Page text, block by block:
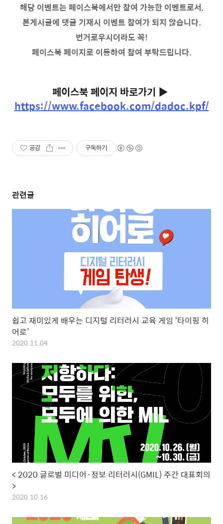
해당 이벤트는 페이스북에서만 참여 가능한 이벤트로서,
본게시글에 댓글 기재시 이벤트 참여가 되지 않습니다.
번거로우시더라도 꼭!
페이스북 페이지로 이동하여 참여 부탁드립니다.
페이스북 페이지 바로가기 ▶
https://www.facebook.com/dadoc.kpf/
공감 구독하기
관련글
쉽고 재미있게 배우는 디지털 리터러시 교육 게임 ‘타이핑 히
어로’
2020.11.04
< 2020 글로벌 미디어·정보 리터러시(GMIL) 주간 대표회의
>
2020.10.16